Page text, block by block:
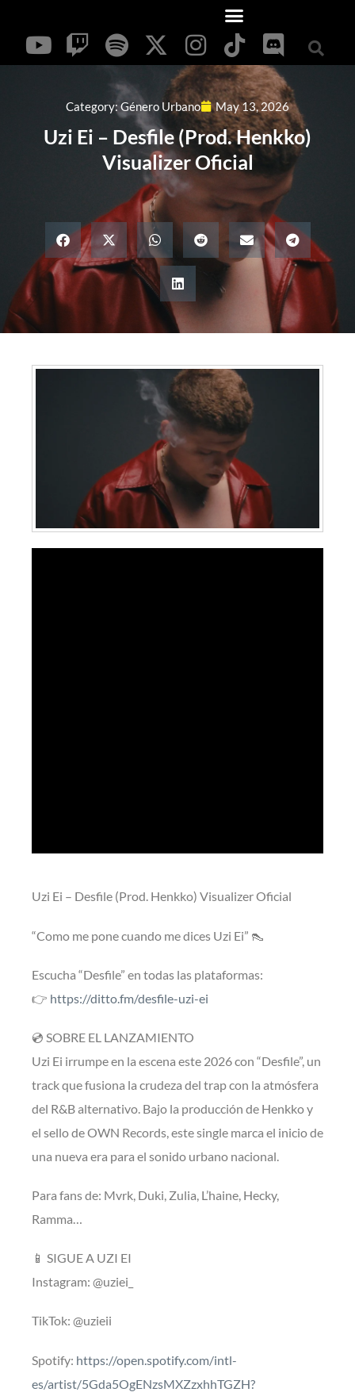
Category: Género Urbano May 13, 2026
Uzi Ei – Desfile (Prod. Henkko)
Visualizer Oficial
Uzi Ei – Desfile (Prod. Henkko) Visualizer Oficial
“Como me pone cuando me dices Uzi Ei” 👠
Escucha “Desfile” en todas las plataformas:
👉 https://ditto.fm/desfile-uzi-ei
💿 SOBRE EL LANZAMIENTO
Uzi Ei irrumpe en la escena este 2026 con “Desfile”, un
track que fusiona la crudeza del trap con la atmósfera
del R&B alternativo. Bajo la producción de Henkko y
el sello de OWN Records, este single marca el inicio de
una nueva era para el sonido urbano nacional.
Para fans de: Mvrk, Duki, Zulia, L’haine, Hecky,
Ramma…
📱 SIGUE A UZI EI
Instagram: @uziei_
TikTok: @uzieii
Spotify: https://open.spotify.com/intl-
es/artist/5Gda5OgENzsMXZzxhhTGZH?